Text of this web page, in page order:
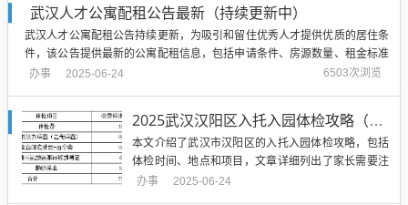
武汉人才公寓配租公告最新（持续更新中）
武汉人才公寓配租公告持续更新，为吸引和留住优秀人才提供优质的居住条
件，该公告提供最新的公寓配租信息，包括申请条件、房源数量、租金标准
等，有意者需关注官方公告，及时了解最新动态，以便顺利申请到心仪的公
撑。...
办事 2025-06-24 6503次浏览
2025武汉汉阳区入托入园体检攻略（时间+地点+项目）
本文介绍了武汉市汉阳区的入托入园体检攻略，包括
体检时间、地点和项目，文章详细列出了家长需要注
意的事项和准备的材料，以及具体的体检流程，通过
办事 2025-06-24